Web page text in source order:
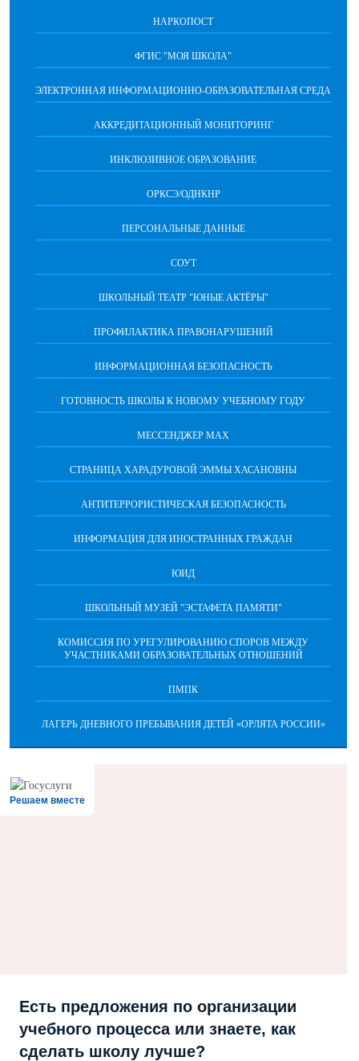
НАРКОПОСТ
ФГИС "МОЯ ШКОЛА"
ЭЛЕКТРОННАЯ ИНФОРМАЦИОННО-ОБРАЗОВАТЕЛЬНАЯ СРЕДА
АККРЕДИТАЦИОННЫЙ МОНИТОРИНГ
ИНКЛЮЗИВНОЕ ОБРАЗОВАНИЕ
ОРКСЭ/ОДНКНР
ПЕРСОНАЛЬНЫЕ ДАННЫЕ
СОУТ
ШКОЛЬНЫЙ ТЕАТР "ЮНЫЕ АКТЁРЫ"
ПРОФИЛАКТИКА ПРАВОНАРУШЕНИЙ
ИНФОРМАЦИОННАЯ БЕЗОПАСНОСТЬ
ГОТОВНОСТЬ ШКОЛЫ К НОВОМУ УЧЕБНОМУ ГОДУ
МЕССЕНДЖЕР МАХ
СТРАНИЦА ХАРАДУРОВОЙ ЭММЫ ХАСАНОВНЫ
АНТИТЕРРОРИСТИЧЕСКАЯ БЕЗОПАСНОСТЬ
ИНФОРМАЦИЯ ДЛЯ ИНОСТРАННЫХ ГРАЖДАН
ЮИД
ШКОЛЬНЫЙ МУЗЕЙ "ЭСТАФЕТА ПАМЯТИ"
КОМИССИЯ ПО УРЕГУЛИРОВАНИЮ СПОРОВ МЕЖДУ
УЧАСТНИКАМИ ОБРАЗОВАТЕЛЬНЫХ ОТНОШЕНИЙ
ПМПК
ЛАГЕРЬ ДНЕВНОГО ПРЕБЫВАНИЯ ДЕТЕЙ «ОРЛЯТА РОССИИ»
Решаем вместе
Есть предложения по организации
учебного процесса или знаете, как
сделать школу лучше?